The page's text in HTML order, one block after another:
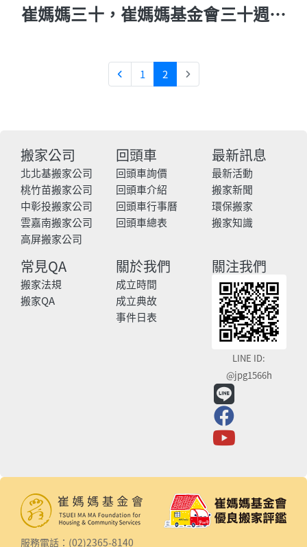
崔媽媽三十，崔媽媽基金會三十週年
1 2
搬家公司
北北基搬家公司
桃竹苗搬家公司
中彰投搬家公司
雲嘉南搬家公司
高屏搬家公司
回頭車
回頭車詢價
回頭車介紹
回頭車行事曆
回頭車總表
最新訊息
最新活動
搬家新聞
環保搬家
搬家知識
常見QA
搬家法規
搬家QA
關於我們
成立時間
成立典故
事件日表
關注我們
LINE ID:
@jpg1566h
服務電話：(02)2365-8140